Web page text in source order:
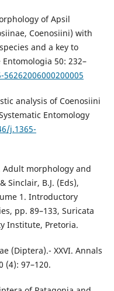
of Apsil
Coenosiini) with
and a key to
50: 232–
analysis of Coenosiini
Entomology
j.1365-
Adult morphology and
Sinclair, B.J. (Eds),
1. Introductory
pp. 89–133, Suricata
Institute, Pretoria.
(Diptera).- XXVI. Annals
(4): 97–120.